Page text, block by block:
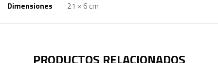
Dimensiones
21 × 6 cm